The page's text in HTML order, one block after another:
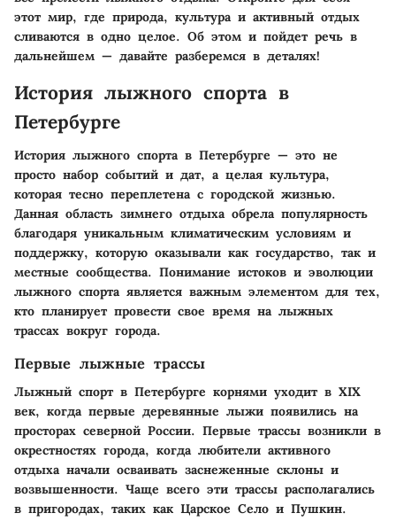
этот мир, где природа, культура и активный отдых
сливаются в одно целое. Об этом и пойдет речь в
дальнейшем — давайте разберемся в деталях!
История лыжного спорта в
Петербурге
История лыжного спорта в Петербурге — это не
просто набор событий и дат, а целая культура,
которая тесно переплетена с городской жизнью.
Данная область зимнего отдыха обрела популярность
благодаря уникальным климатическим условиям и
поддержку, которую оказывали как государство, так и
местные сообщества. Понимание истоков и эволюции
лыжного спорта является важным элементом для тех,
кто планирует провести свое время на лыжных
трассах вокруг города.
Первые лыжные трассы
Лыжный спорт в Петербурге корнями уходит в XIX
век, когда первые деревянные лыжи появились на
просторах северной России. Первые трассы возникли в
окрестностях города, когда любители активного
отдыха начали осваивать заснеженные склоны и
возвышенности. Чаще всего эти трассы располагались
в пригородах, таких как Царское Село и Пушкин.